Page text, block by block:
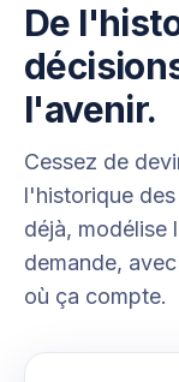
De
l'avenir.
Cessez de
l'historique
déjà, modélise
demande,
où ça compte.